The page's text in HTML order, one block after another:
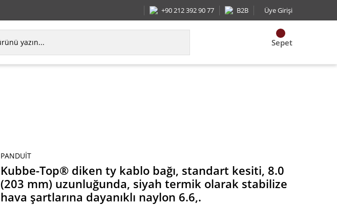
+90 212 392 90 77 B2B Üye Girişi
Sepet
PANDUIT
Kubbe-Top® diken ty kablo bağı, standart kesiti, 8.0
(203 mm) uzunluğunda, siyah termik olarak stabilize
hava şartlarına dayanıklı naylon 6.6,.